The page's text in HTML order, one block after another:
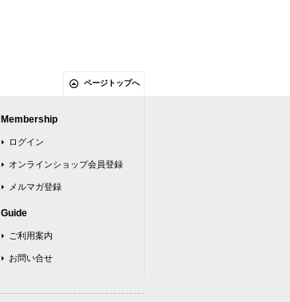
ページトップへ
Membership
ログイン
オンラインショップ会員登録
メルマガ登録
Guide
ご利用案内
お問い合せ